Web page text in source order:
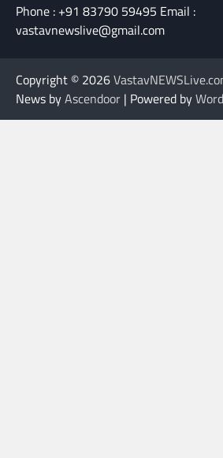
Phone : +91 83790 59495 Email :
vastavnewslive@gmail.com
Copyright © 2026
News byAscendoor | Powered by